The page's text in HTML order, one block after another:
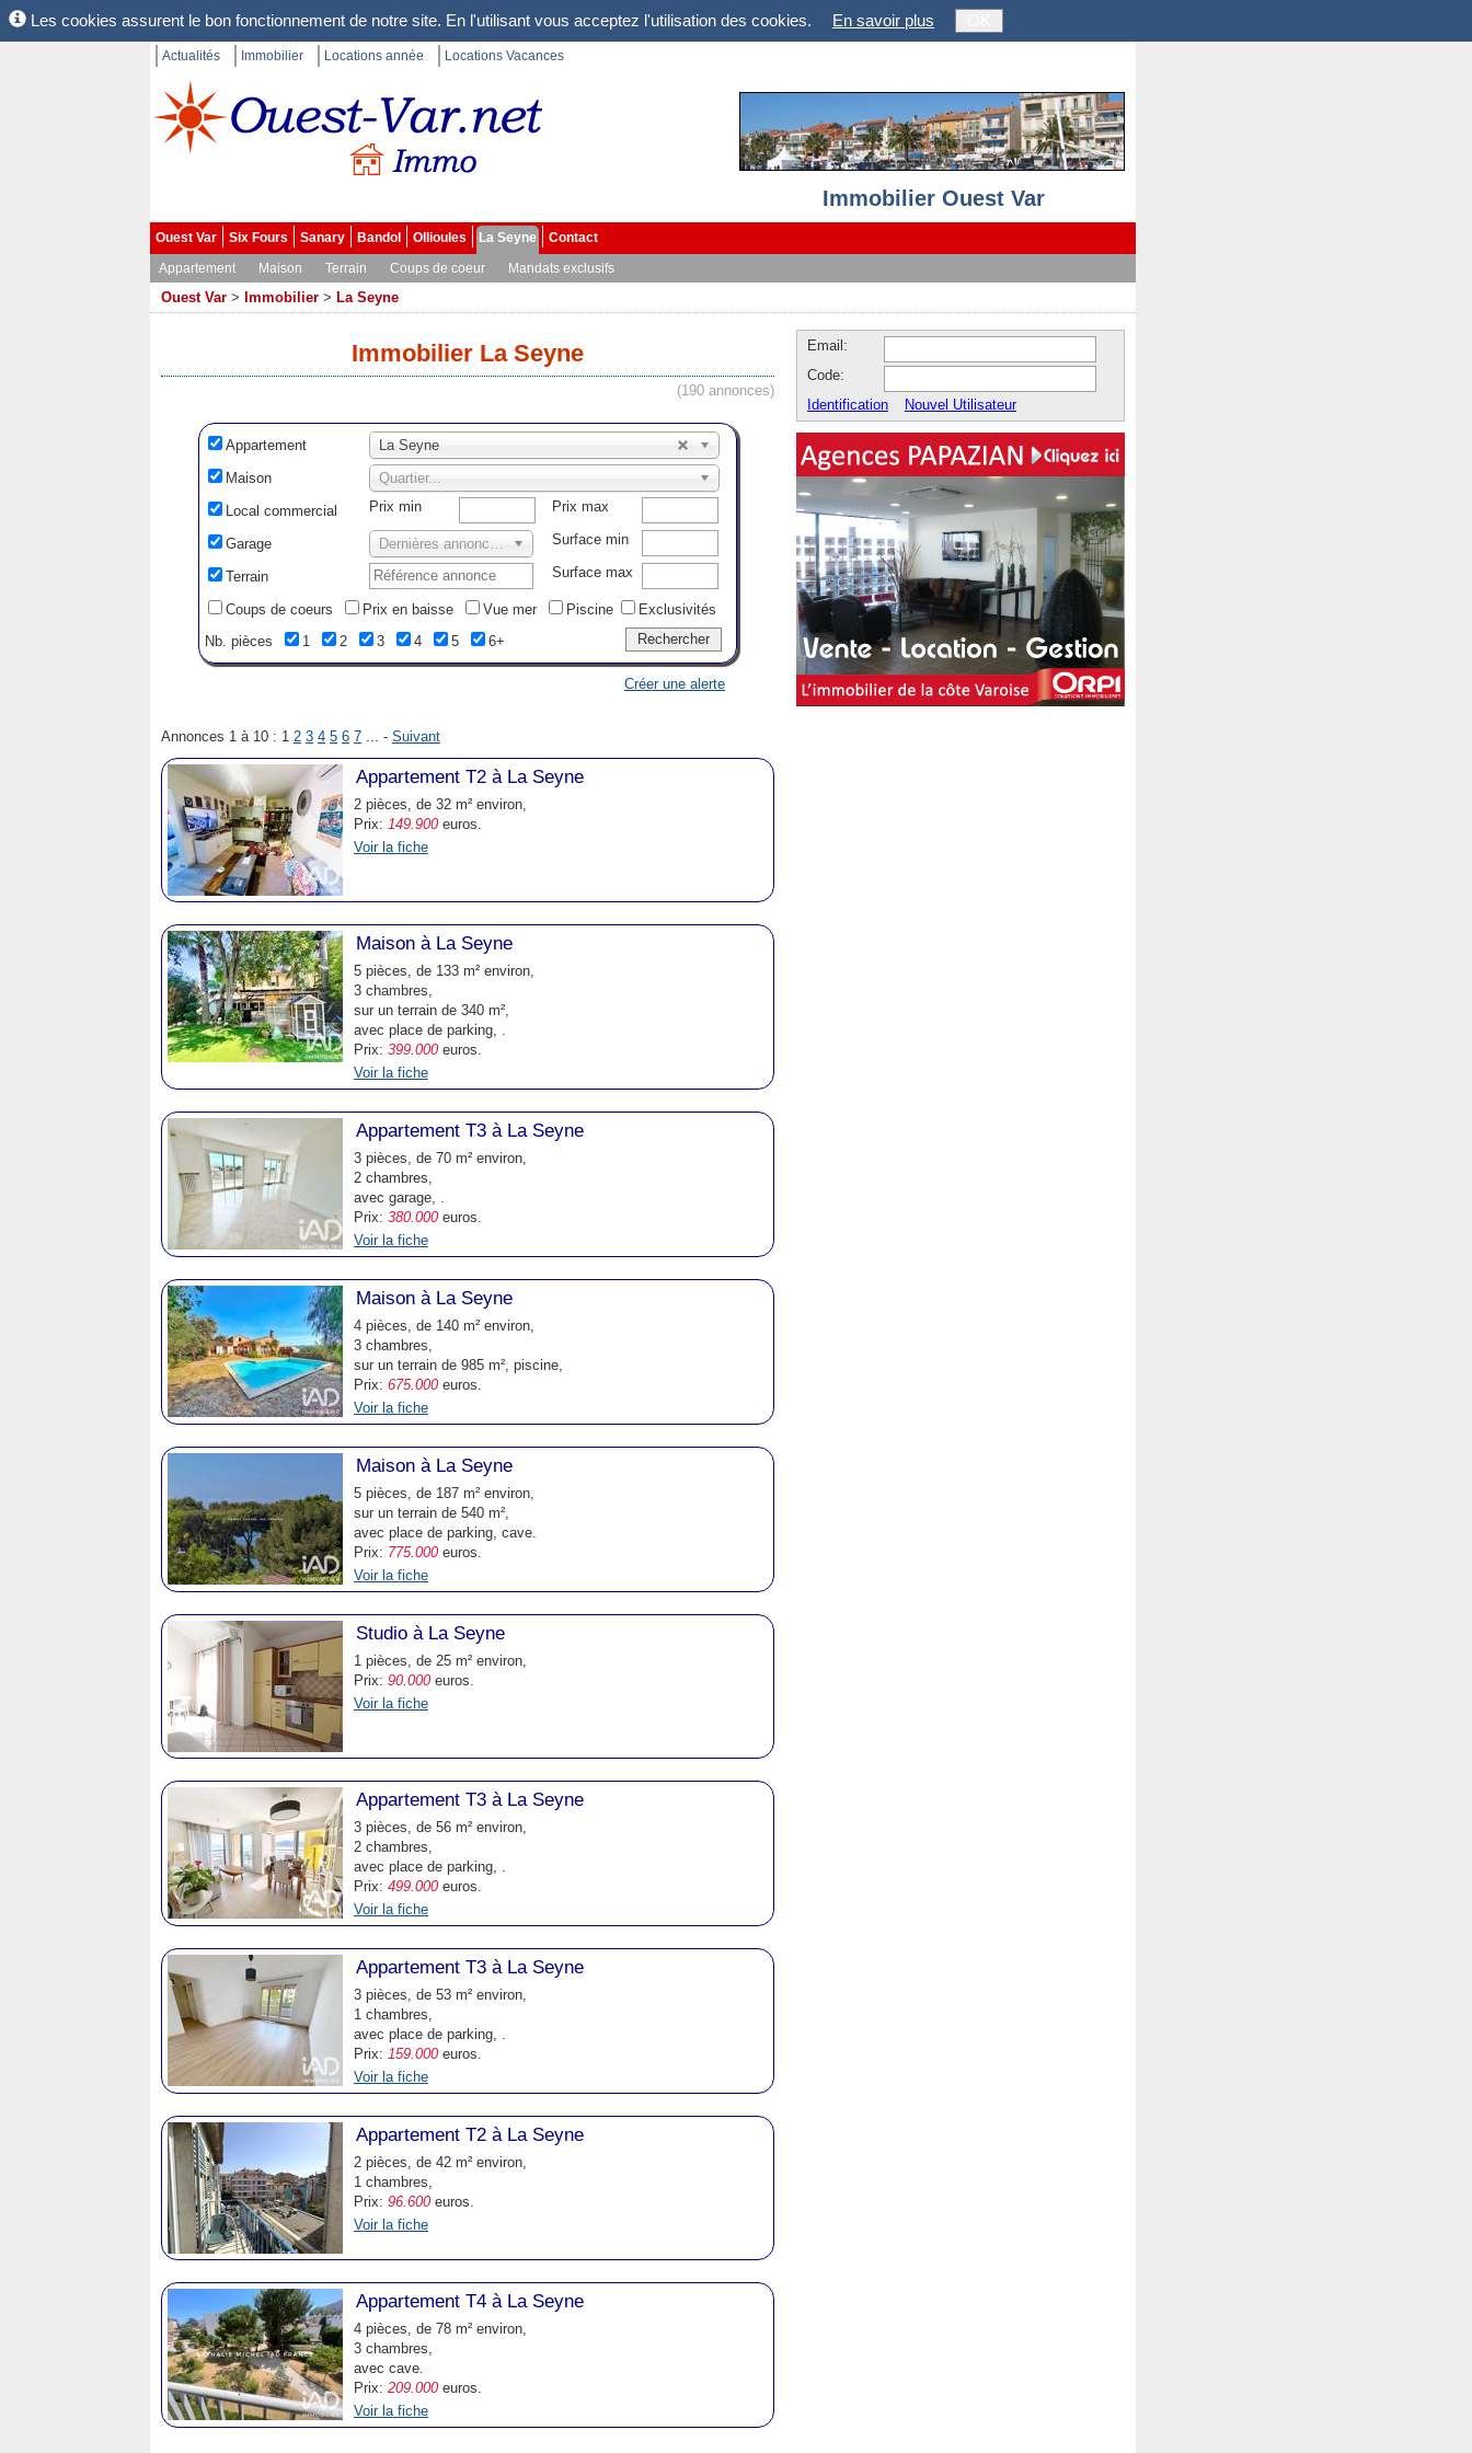
Les cookies assurent le bon fonctionnement de notre site. En l'utilisant vous acceptez l'utilisation des cookies. En savoir plus
Actualités Immobilier Locations année Locations Vacances
Immobilier Ouest Var
Ouest Var Six Fours Sanary Bandol Ollioules La Seyne
Contact
Appartement
Maison Terrain Coups de coeur Mandats exclusifs
Ouest Var > Immobilier > La Seyne
Immobilier La Seyne
(190 annonces)
Appartement
La Seyne
Maison
Quartier...
Local commercial
Prix min Prix max
Garage Dernières annonces.. Surface min
Terrain Surface max
Coups de coeurs Prix en baisse Vue mer Piscine
Exclusivités
Nb. pièces
1 2 3 4 5 6+
Créer une alerte
Annonces 1 à 10 : 1 2 3 4 5 6 7 ... - Suivant
Appartement T2 à La Seyne
2 pièces, de 32 m² environ,
Prix: 149.900 euros.
Voir la fiche
Maison à La Seyne
5 pièces, de 133 m² environ,
3 chambres,
sur un terrain de 340 m²,
avec place de parking, .
Prix: 399.000 euros.
Voir la fiche
Appartement T3 à La Seyne
3 pièces, de 70 m² environ,
2 chambres,
avec garage, .
Prix: 380.000 euros.
Voir la fiche
Maison à La Seyne
4 pièces, de 140 m² environ,
3 chambres,
sur un terrain de 985 m², piscine,
Prix: 675.000 euros.
Voir la fiche
Maison à La Seyne
5 pièces, de 187 m² environ,
sur un terrain de 540 m²,
avec place de parking, cave.
Prix: 775.000 euros.
Voir la fiche
Studio à La Seyne
1 pièces, de 25 m² environ,
Prix: 90.000 euros.
Voir la fiche
Appartement T3 à La Seyne
3 pièces, de 56 m² environ,
2 chambres,
avec place de parking, .
Prix: 499.000 euros.
Voir la fiche
Appartement T3 à La Seyne
3 pièces, de 53 m² environ,
1 chambres,
avec place de parking, .
Prix: 159.000 euros.
Voir la fiche
Appartement T2 à La Seyne
2 pièces, de 42 m² environ,
1 chambres,
Prix: 96.600 euros.
Voir la fiche
Appartement T4 à La Seyne
4 pièces, de 78 m² environ,
3 chambres,
avec cave.
Prix: 209.000 euros.
Voir la fiche
Email:
Code:
Identification
Nouvel Utilisateur